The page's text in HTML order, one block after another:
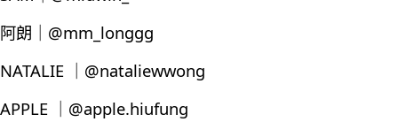
阿朗｜@mm_longgg
NATALIE ｜@nataliewwong
APPLE ｜@apple.hiufung